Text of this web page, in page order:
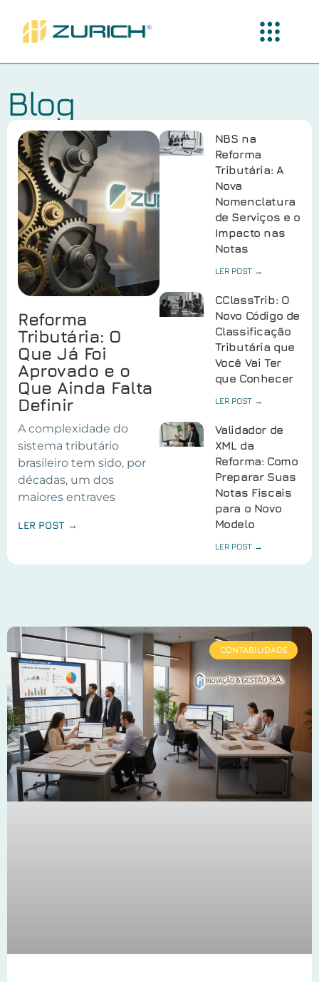
Blog
Reforma
Tributária: O
Que Já Foi
Aprovado e o
Que Ainda Falta
Definir
A complexidade do
sistema tributário
brasileiro tem sido, por
décadas, um dos
maiores entraves
LER POST →
NBS na
Reforma
Tributária: A
Nova
Nomenclatura
de Serviços e o
Impacto nas
Notas
LER POST →
CClassTrib: O
Novo Código de
Classificação
Tributária que
Você Vai Ter
que Conhecer
LER POST →
Validador de
XML da
Reforma: Como
Preparar Suas
Notas Fiscais
para o Novo
Modelo
LER POST →
CONTABILIDADE